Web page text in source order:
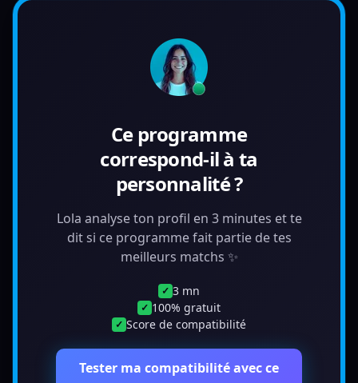
Ce programme
correspond-il à ta
personnalité ?
Lola analyse ton profil en 3 minutes et te
dit si ce programme fait partie de tes
meilleurs matchs ✨
✓ 3 mn
✓ 100% gratuit
✓ Score de compatibilité
Tester ma compatibilité avec ce